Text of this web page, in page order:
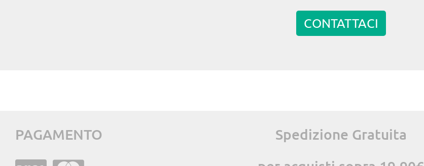
CONTATTACI
PAGAMENTO
Spedizione Gratuita